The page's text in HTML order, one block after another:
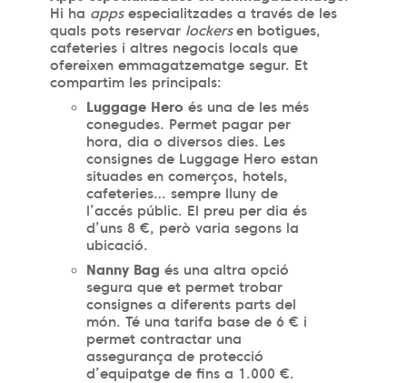
Hi ha appsespecialitzades a través de les
quals pots reservar lockersen botigues,
cafeteries i altres negocis locals que
ofereixen emmagatzematge segur. Et
compartim les principals:
Luggage Hero és una de les més
conegudes. Permet pagar per
hora, dia o diversos dies. Les
consignes de Luggage Hero estan
situades en comerços, hotels,
cafeteries… sempre lluny de
l’accés públic. El preu per dia és
d’uns 8 €, però varia segons la
ubicació.
Nanny Bag és una altra opció
segura que et permet trobar
consignes a diferents parts del
món. Té una tarifa base de 6 € i
permet contractar una
assegurança de protecció
d’equipatge de fins a 1.000 €.